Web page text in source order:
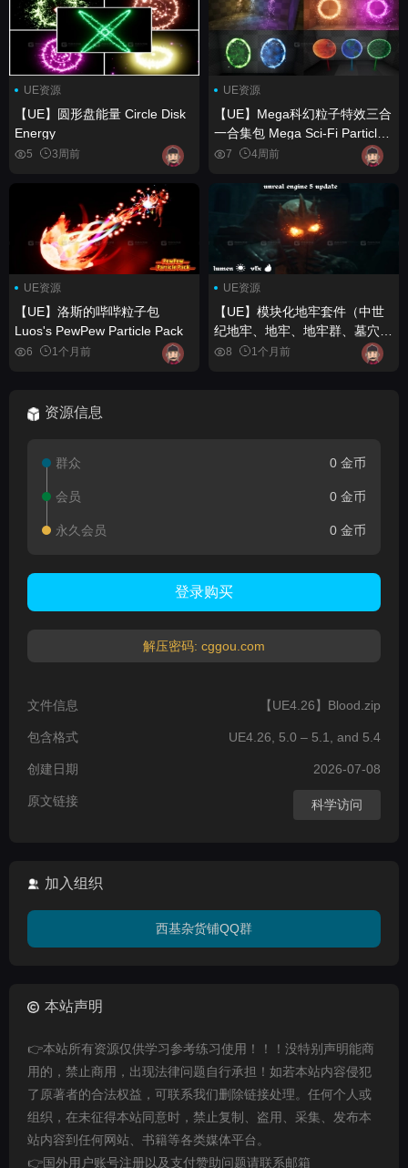
UE资源
【UE】圆形盘能量 Circle Disk
Energy
5 3周前
UE资源
【UE】Mega科幻粒子特效三合
一合集包 Mega Sci-Fi Particle
FX Bundle 3in1
7 4周前
UE资源
【UE】洛斯的哔哔粒子包
Luos's PewPew Particle Pack
6 1个月前
UE资源
【UE】模块化地牢套件（中世
纪地牢、地牢、地牢群、墓穴、
陵墓、地下城） Modular
8 1个月前
资源信息
群众 0 金币
会员 0 金币
永久会员 0 金币
登录购买
解压密码: cggou.com
文件信息 【UE4.26】Blood.zip
包含格式 UE4.26, 5.0 – 5.1, and 5.4
创建日期 2026-07-08
原文链接 科学访问
加入组织
西基杂货铺QQ群
本站声明
👉本站所有资源仅供学习参考练习使用！！！没特别声明能商
用的，禁止商用，出现法律问题自行承担！如若本站内容侵犯
了原著者的合法权益，可联系我们删除链接处理。任何个人或
组织，在未征得本站同意时，禁止复制、盗用、采集、发布本
站内容到任何网站、书籍等各类媒体平台。
👉国外用户账号注册以及支付赞助问题请联系邮箱